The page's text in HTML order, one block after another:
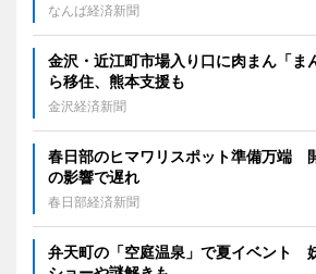
なんば経済新聞
金沢・近江町市場入り口に肉まん「
ら移住、熊本支援も
金沢経済新聞
春日部のヒマワリスポット準備万端
の影響で遅れ
春日部経済新聞
弁天町の「空庭温泉」で夏イベント